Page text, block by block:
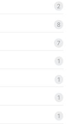
2
8
7
1
1
1
1